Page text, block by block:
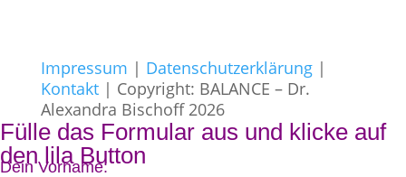
Impressum | Datenschutzerklärung|
Kontakt| Copyright: BALANCE – Dr.
Alexandra Bischoff 2026
Fülle das Formular aus und klicke auf
den lila Button
Dein Vorname: